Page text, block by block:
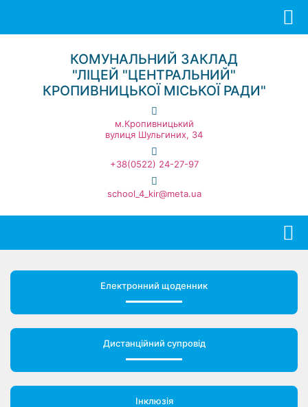
КОМУНАЛЬНИЙ ЗАКЛАД
"ЛІЦЕЙ "ЦЕНТРАЛЬНИЙ"
КРОПИВНИЦЬКОЇ МІСЬКОЇ РАДИ"
м.Кропивницький
вулиця Шульгиних, 34
+38(0522) 24-27-97
school_4_kir@meta.ua
Електронний щоденник
Дистанційний супровід
Інклюзія